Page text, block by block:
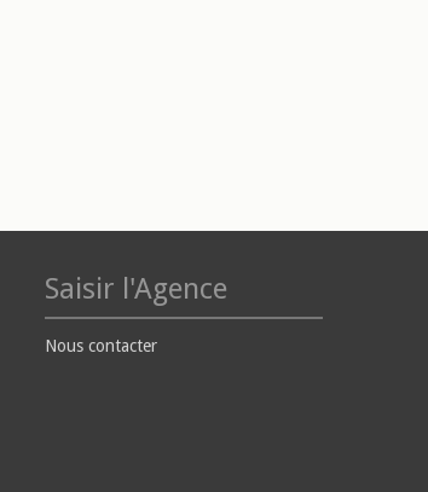
Saisir l'Agence
Nous contacter